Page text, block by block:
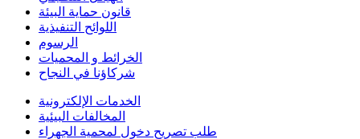
قانون حماية البيئة
اللوائح التنفيذية
الرسوم
الخرائط و المحميات
شركاؤنا في النجاح
الخدمات الإلكترونية
المخالفات البيئية
طلب تصريح دخول لمحمية الجهراء